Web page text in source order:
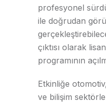
profesyonel
ile doğrudan
çıktısı olarak
programının
Etkinliğe
ve bilişim